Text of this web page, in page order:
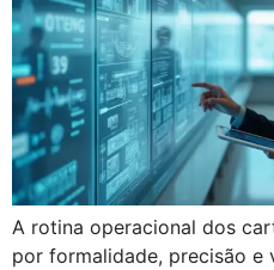
A rotina operacional dos
por formalidade, precisão e